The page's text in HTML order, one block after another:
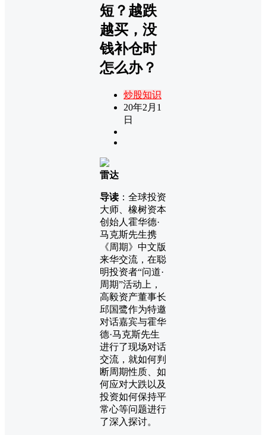
短？越跌
越买，没
钱补仓时
怎么办？
炒股知识
20年2月1
日
雷达
导读 ：全球投资
大师、橡树资本
创始人霍华德·
马克斯先生携
《周期》中文版
来华交流，在聪
明投资者“问道·
周期”活动上，
高毅资产董事长
邱国鹭作为特邀
对话嘉宾与霍华
德·马克斯先生
进行了现场对话
交流，就如何判
断周期性质、如
何应对大跌以及
投资如何保持平
常心等问题进行
了深入探讨。